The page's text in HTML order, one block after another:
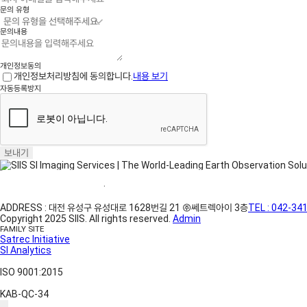
문의 유형
문의내용
개인정보동의
개인정보처리방침에 동의합니다. 내용 보기
자동등록방지
보내기
·
ADDRESS : 대전 유성구 유성대로 1628번길 21 ㈜쎄트렉아이 3층TEL : 042-
Copyright 2025 SIIS. All rights reserved. Admin
FAMILY SITE
Satrec Initiative
SI Analytics
ISO 9001:2015
KAB-QC-34